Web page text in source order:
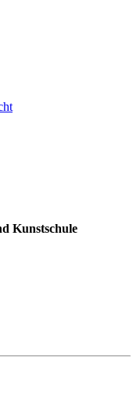
Kunstschule